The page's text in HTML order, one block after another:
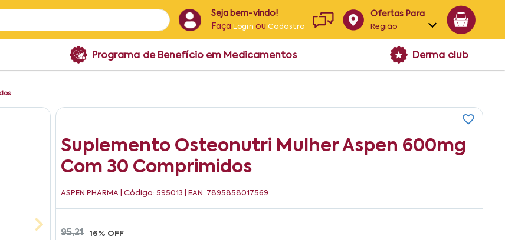
Seja bem-vindo!
Faça Login ouCadastro
Ofertas Para
Região
Alagoas
Programa de Benefício em Medicamentos Derma club
Suplemento Osteonutri Mulher Aspen 600mg
Com 30 Comprimidos
ASPEN PHARMA | Código: 595013 | EAN: 7895858017569
95,21 16% OFF